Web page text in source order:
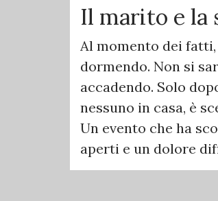
Il marito e la
Al momento dei
dormendo. Non si
accadendo. Solo
nessuno in casa, è
Un evento che ha
aperti e un dolore